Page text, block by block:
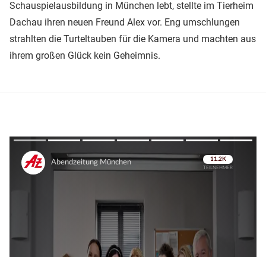
Schauspielausbildung in München lebt, stellte im Tierheim
Dachau ihren neuen Freund Alex vor. Eng umschlungen
strahlten die Turteltauben für die Kamera und machten aus
ihrem großen Glück kein Geheimnis.
Überspringen